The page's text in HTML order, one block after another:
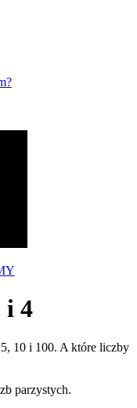
i 4
10 i 100. A które liczby
parzystych.